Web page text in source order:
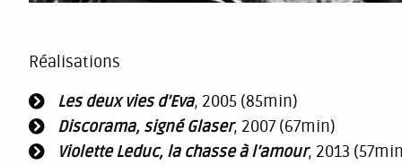
Réalisations
Les deux vies d’Eva, 2005 (85min)
Discorama, signé Glaser, 2007 (67min)
Violette Leduc, la chasse à l’amour, 2013